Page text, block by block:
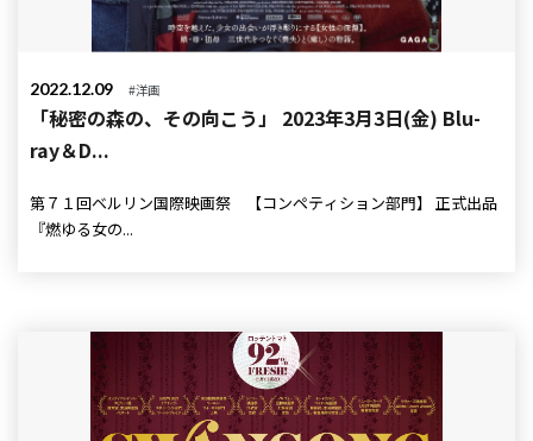
2022.12.09 #洋画
「秘密の森の、その向こう」 2023年3月3日(金) Blu-
ray＆D...
第７１回ベルリン国際映画祭 【コンペティション部門】 正式出品
『燃ゆる女の...